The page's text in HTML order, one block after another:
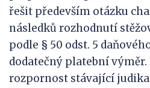
řešit především otázku
následků rozhodnutí
podle § 50 odst. 5
dodatečný platební
rozpornost stávající